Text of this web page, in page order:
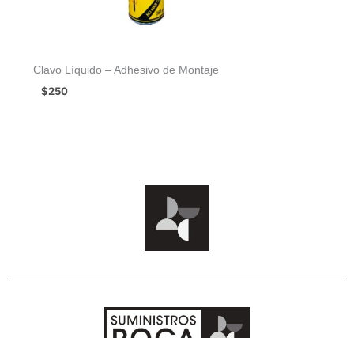
Clavo Líquido – Adhesivo de Montaje
$250